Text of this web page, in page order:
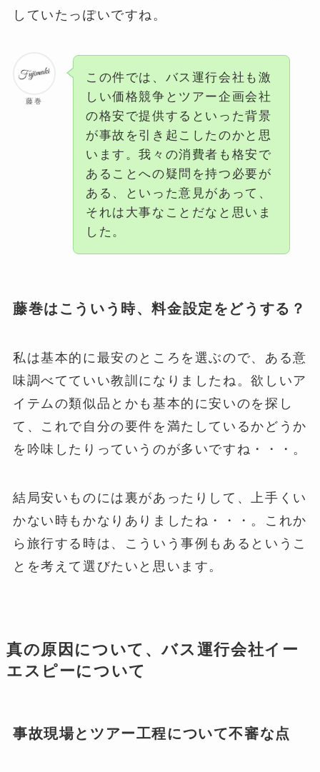
していたっぽいですね。
藤巻
この件では、バス運行会社も激
しい価格競争とツアー企画会社
の格安で提供するといった背景
が事故を引き起こしたのかと思
います。我々の消費者も格安で
あることへの疑問を持つ必要が
ある、といった意見があって、
それは大事なことだなと思いま
した。
藤巻はこういう時、料金設定をどうする？
私は基本的に最安のところを選ぶので、ある意
味調べてていい教訓になりましたね。欲しいア
イテムの類似品とかも基本的に安いのを探し
て、これで自分の要件を満たしているかどうか
を吟味したりっていうのが多いですね・・・。
結局安いものには裏があったりして、上手くい
かない時もかなりありましたね・・・。これか
ら旅行する時は、こういう事例もあるというこ
とを考えて選びたいと思います。
真の原因について、バス運行会社イー
エスピーについて
事故現場とツアー工程について不審な点